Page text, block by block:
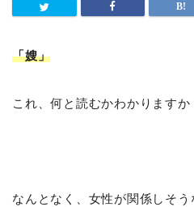
「嫂」
これ、何と読むかわかりますか
なんとなく、女性が関係しそ